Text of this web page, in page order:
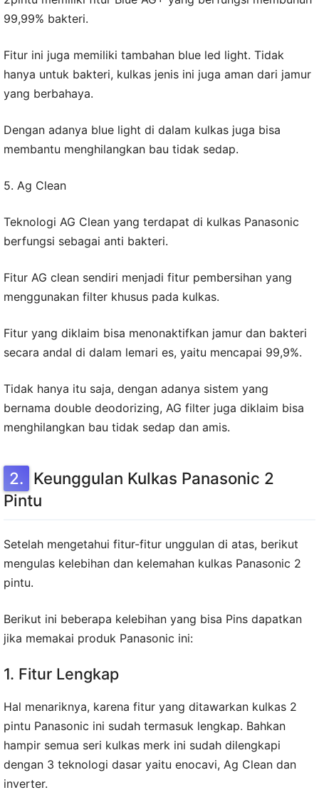
99,99% bakteri.
Fitur ini juga memiliki tambahan blue led light. Tidak
hanya untuk bakteri, kulkas jenis ini juga aman dari jamur
yang berbahaya.
Dengan adanya blue light di dalam kulkas juga bisa
membantu menghilangkan bau tidak sedap.
5. Ag Clean
Teknologi AG Clean yang terdapat di kulkas Panasonic
berfungsi sebagai anti bakteri.
Fitur AG clean sendiri menjadi fitur pembersihan yang
menggunakan filter khusus pada kulkas.
Fitur yang diklaim bisa menonaktifkan jamur dan bakteri
secara andal di dalam lemari es, yaitu mencapai 99,9%.
Tidak hanya itu saja, dengan adanya sistem yang
bernama double deodorizing, AG filter juga diklaim bisa
menghilangkan bau tidak sedap dan amis.
Keunggulan Kulkas Panasonic 2
Pintu
Setelah mengetahui fitur-fitur unggulan di atas, berikut
mengulas kelebihan dan kelemahan kulkas Panasonic 2
pintu.
Berikut ini beberapa kelebihan yang bisa Pins dapatkan
jika memakai produk Panasonic ini:
1. Fitur Lengkap
Hal menariknya, karena fitur yang ditawarkan kulkas 2
pintu Panasonic ini sudah termasuk lengkap. Bahkan
hampir semua seri kulkas merk ini sudah dilengkapi
dengan 3 teknologi dasar yaitu enocavi, Ag Clean dan
inverter.